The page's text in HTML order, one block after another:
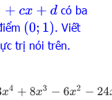
có ba
(0;1)
. Viết
trị nói trên.
x+1